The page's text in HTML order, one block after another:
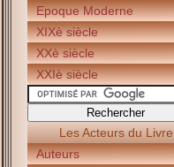
Epoque Moderne
XIXè siècle
XXè siècle
XXIè siècle
Les Acteurs du Livre
Auteurs